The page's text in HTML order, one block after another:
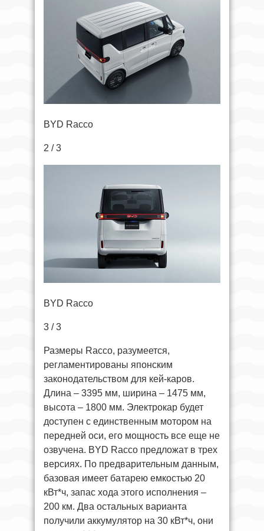
BYD Racco
2 / 3
BYD Racco
3 / 3
Размеры Racco, разумеется,
регламентированы японским
законодательством для кей-каров.
Длина – 3395 мм, ширина – 1475 мм,
высота – 1800 мм. Электрокар будет
доступен с единственным мотором на
передней оси, его мощность все еще не
озвучена. BYD Racco предложат в трех
версиях. По предварительным данным,
базовая имеет батарею емкостью 20
кВт*ч, запас хода этого исполнения –
200 км. Два остальных варианта
получили аккумулятор на 30 кВт*ч, они